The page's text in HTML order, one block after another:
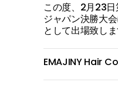
この度、2月23
ジャパン決勝大
として出場致しま
EMAJINY Hair